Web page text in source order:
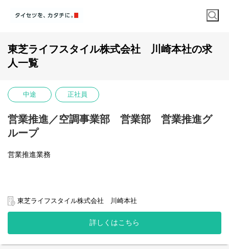
東芝ライフスタイル株式会社 川崎本社の求
人一覧
中途 正社員
営業推進／空調事業部 営業部 営業推進グ
ループ
営業推進業務
エアコン営業部にてBtoBルートの営業を担当
東芝ライフスタイル株式会社 川崎本社
詳しくはこちら